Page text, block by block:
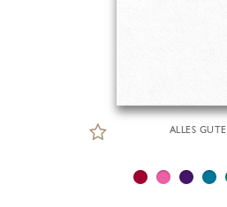
ALLES GUTE